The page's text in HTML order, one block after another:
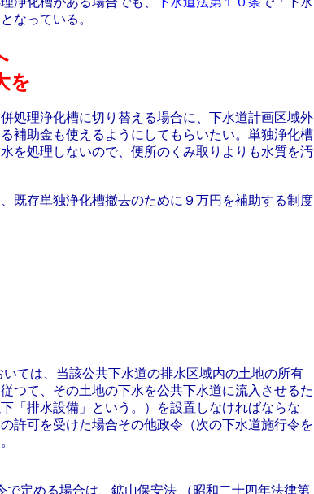
なっている。
を
処理浄化槽に切り替える場合に、下水道計画区域外
補助金も使えるようにしてもらいたい。単独浄化槽
を処理しないので、便所のくみ取りよりも水質を汚
既存単独浄化槽撤去のために９万円を補助する制度
ては、当該公共下水道の排水区域内の土地の所有
つて、その土地の下水を公共下水道に流入させるた
「排水設備」という。）を設置しなければならな
許可を受けた場合その他政令（次の下水道施行令を
定める場合は、鉱山保安法 （昭和二十四年法律第